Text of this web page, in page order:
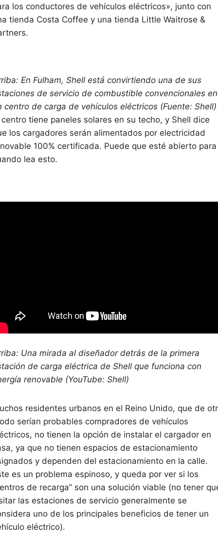
los conductores de vehículos eléctricos», junto con
tienda Costa Coffee y una tienda Little Waitrose &
En Fulham, Shell está convirtiendo una de sus
de servicio de combustible convencionales en
centro de carga de vehículos eléctricos (Fuente: Shell)
centro tiene paneles solares en su techo, y Shell dice
los cargadores serán alimentados por electricidad
100% certificada. Puede que esté abierto para
lea esto.
Una mirada al diseñador detrás de la primera
de carga eléctrica de Shell que funciona con
renovable (YouTube: Shell)
residentes urbanos en el Reino Unido, que de
serían probables compradores de vehículos
no tienen la opción de instalar el cargador en
ya que no tienen espacios de estacionamiento
y dependen del estacionamiento en la calle.
es un problema espinoso, y queda por ver si los
de recarga” son una solución viable (no tener
las estaciones de servicio generalmente se
uno de los principales beneficios de tener un
eléctrico).